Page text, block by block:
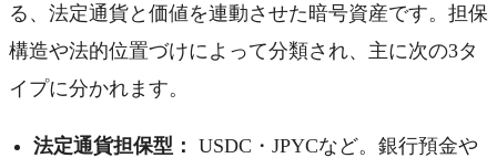
る、法定通貨と価値を連動させた暗号資産です。担保
構造や法的位置づけによって分類され、主に次の3タ
イプに分かれます。
法定通貨担保型： USDC・JPYCなど。銀行預金や